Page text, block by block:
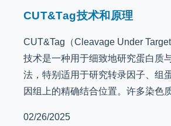
CUT&Tag技术和原理
CUT&Tag（Cleavage Under
技术是一种用于细致地研究蛋白质
法，特别适用于研究转录因子、组
因组上的精确结合位置。许多染色
02/26/2025